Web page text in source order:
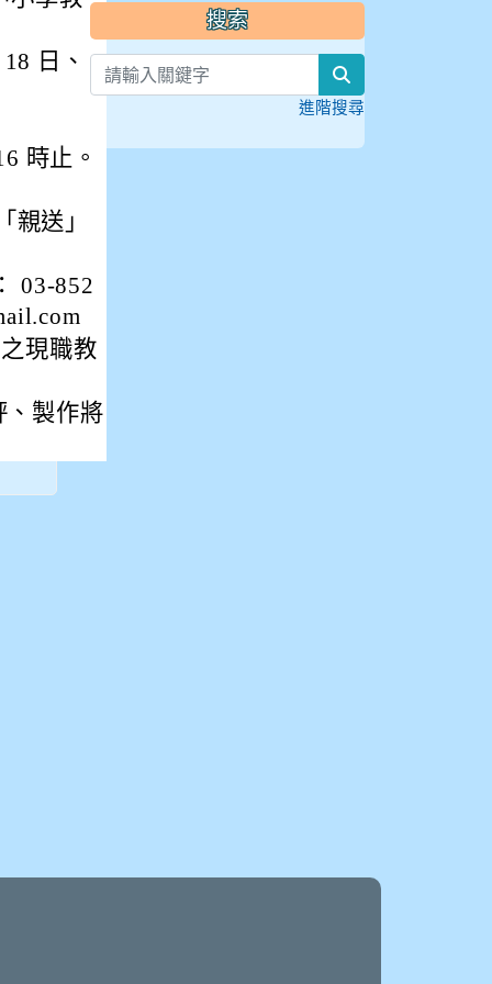
日、 4
時止。
送」
03-852
現職教
、製作將
搜索
進階搜尋